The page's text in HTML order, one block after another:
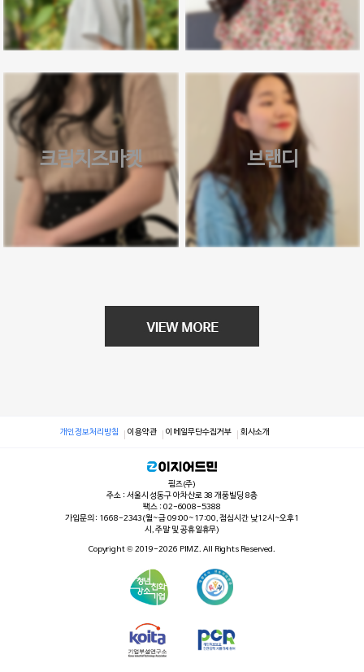
크림치즈마켓 브랜디
개인정보처리방침 이용약관 이메일무단수집거부 회사소개
핌즈(주)
주소 : 서울시 성동구 아차산로 38 개풍빌딩 8층
팩스 : 02-6008-5388
가입문의 : 1668-2343(월~금 09:00~17:00, 점심시간 낮12시~오후1
시, 주말 및 공휴일휴무)
Copyright © 2019-2026 PIMZ. All Rights Reserved.